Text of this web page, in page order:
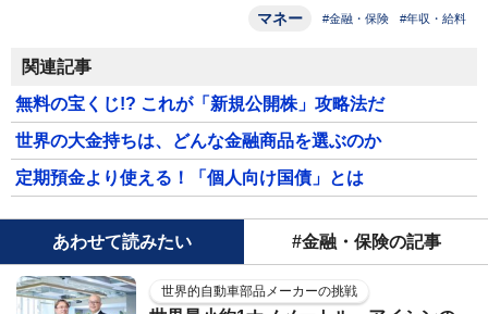
マネー #金融・保険 #年収・給料
関連記事
無料の宝くじ!? これが「新規公開株」攻略法だ
世界の大金持ちは、どんな金融商品を選ぶのか
定期預金より使える！「個人向け国債」とは
あわせて読みたい #金融・保険の記事
世界的自動車部品メーカーの挑戦